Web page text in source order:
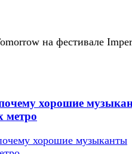
на фестивале
хорошие
метро